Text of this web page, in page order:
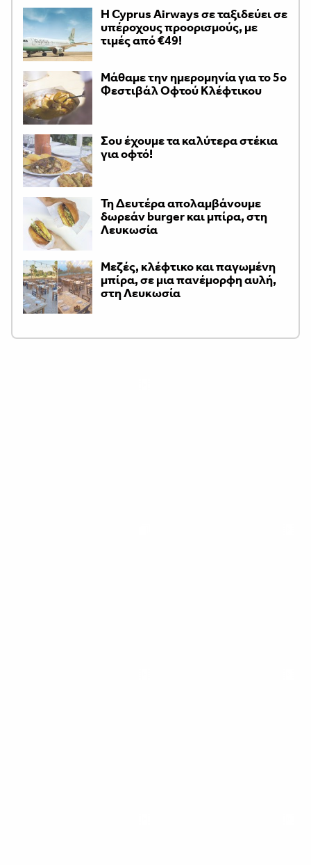
H Cyprus Airways σε ταξιδεύει σε
υπέροχους προορισμούς, με
τιμές από €49!
Μάθαμε την ημερομηνία για το 5ο
Φεστιβάλ Οφτού Κλέφτικου
Σου έχουμε τα καλύτερα στέκια
για οφτό!
Τη Δευτέρα απολαμβάνουμε
δωρεάν burger και μπίρα, στη
Λευκωσία
Μεζές, κλέφτικο και παγωμένη
μπίρα, σε μια πανέμορφη αυλή,
στη Λευκωσία